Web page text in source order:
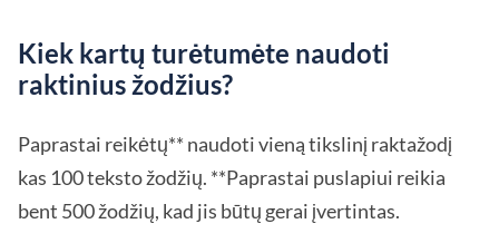
Kiek kartų turėtumėte naudoti
raktinius žodžius?
Paprastai reikėtų** naudoti vieną tikslinį raktažodį
kas 100 teksto žodžių. **Paprastai puslapiui reikia
bent 500 žodžių, kad jis būtų gerai įvertintas.